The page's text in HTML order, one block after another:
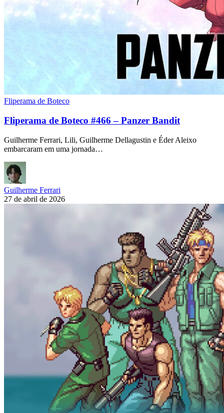
Fliperama de Boteco
Fliperama de Boteco #466 – Panzer Bandit
Guilherme Ferrari, Lili, Guilherme Dellagustin e Éder Aleixo
embarcaram em uma jornada…
Guilherme Ferrari
27 de abril de 2026